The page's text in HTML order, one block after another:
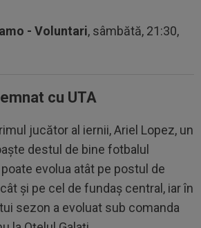
- Voluntari, sâmbătă, 21:30,
cu UTA
jucător al iernii, Ariel Lopez, un
destul de bine fotbalul
evolua atât pe postul de
și pe cel de fundaș central, iar în
sezon a evoluat sub comanda